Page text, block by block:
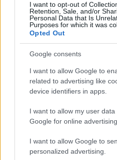
I want to opt-out of
Retention, Sale, and/or
Personal Data that Is
Purposes for which it was
Opted Out
Google consents
I want to allow Google to
related to advertising like
device identifiers in apps.
I want to allow my user
Google for online
I want to allow Google to
personalized advertising.
neuromancer
Αντιτορπιλικά 2500 τόνων? Για
Reply